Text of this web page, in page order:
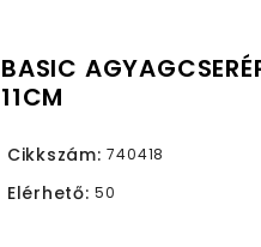
BASIC
11CM
Cikkszám: 740418
Elérhető: 50